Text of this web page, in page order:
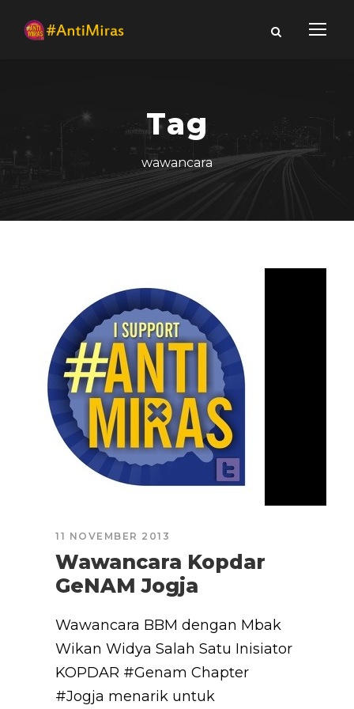
Tag
wawancara
11 NOVEMBER 2013
Wawancara Kopdar
GeNAM Jogja
Wawancara BBM dengan Mbak
Wikan Widya Salah Satu Inisiator
KOPDAR #Genam Chapter
#Jogja menarik untuk